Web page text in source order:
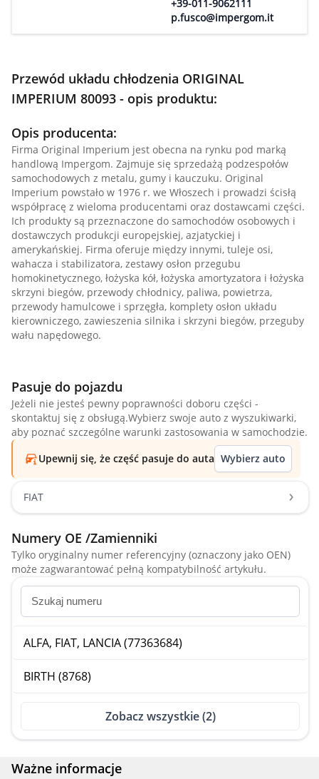
+39-011-9062111
p.fusco@impergom.it
Przewód układu chłodzenia ORIGINAL
IMPERIUM 80093 - opis produktu:
Opis producenta:
Firma Original Imperium jest obecna na rynku pod marką
handlową Impergom. Zajmuje się sprzedażą podzespołów
samochodowych z metalu, gumy i kauczuku. Original
Imperium powstało w 1976 r. we Włoszech i prowadzi ścisłą
współpracę z wieloma producentami oraz dostawcami części.
Ich produkty są przeznaczone do samochodów osobowych i
dostawczych produkcji europejskiej, azjatyckiej i
amerykańskiej. Firma oferuje między innymi, tuleje osi,
wahacza i stabilizatora, zestawy osłon przegubu
homokinetycznego, łożyska kół, łożyska amortyzatora i łożyska
skrzyni biegów, przewody chłodnicy, paliwa, powietrza,
przewody hamulcowe i sprzęgła, komplety osłon układu
kierowniczego, zawieszenia silnika i skrzyni biegów, przeguby
wału napędowego.
Pasuje do pojazdu
Jeżeli nie jesteś pewny poprawności doboru części -
skontaktuj się z obsługą.Wybierz swoje auto z wyszukiwarki,
aby poznać szczególne warunki zastosowania w samochodzie.
Upewnij się, że część pasuje do auta Wybierz auto
FIAT
Numery OE /Zamienniki
Tylko oryginalny numer referencyjny (oznaczony jako OEN)
może zagwarantować pełną kompatybilność artykułu.
ALFA, FIAT, LANCIA (77363684)
BIRTH (8768)
Zobacz wszystkie (2)
Ważne informacje